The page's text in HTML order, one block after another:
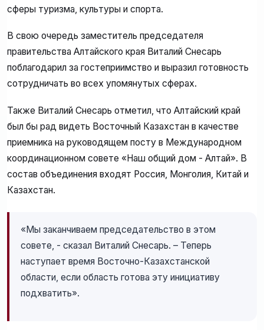
сферы туризма, культуры и спорта.
В свою очередь заместитель председателя
правительства Алтайского края Виталий Снесарь
поблагодарил за гостеприимство и выразил готовность
сотрудничать во всех упомянутых сферах.
Также Виталий Снесарь отметил, что Алтайский край
был бы рад видеть Восточный Казахстан в качестве
приемника на руководящем посту в Международном
координационном совете «Наш общий дом - Алтай». В
состав объединения входят Россия, Монголия, Китай и
Казахстан.
«Мы заканчиваем председательство в этом
совете, - сказал Виталий Снесарь. – Теперь
наступает время Восточно-Казахстанской
области, если область готова эту инициативу
подхватить».